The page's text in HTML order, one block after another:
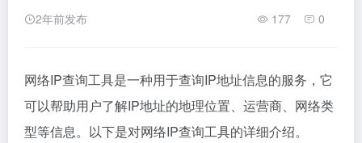
2年前发布 177 0
网络IP查询工具是一种用于查询IP地址信息的服务，它
可以帮助用户了解IP地址的地理位置、运营商、网络类
型等信息。以下是对网络IP查询工具的详细介绍。